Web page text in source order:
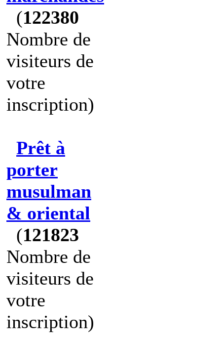
(122380
Nombre de
visiteurs de
votre
inscription)
Prêt à
porter
musulman
& oriental
(121823
Nombre de
visiteurs de
votre
inscription)